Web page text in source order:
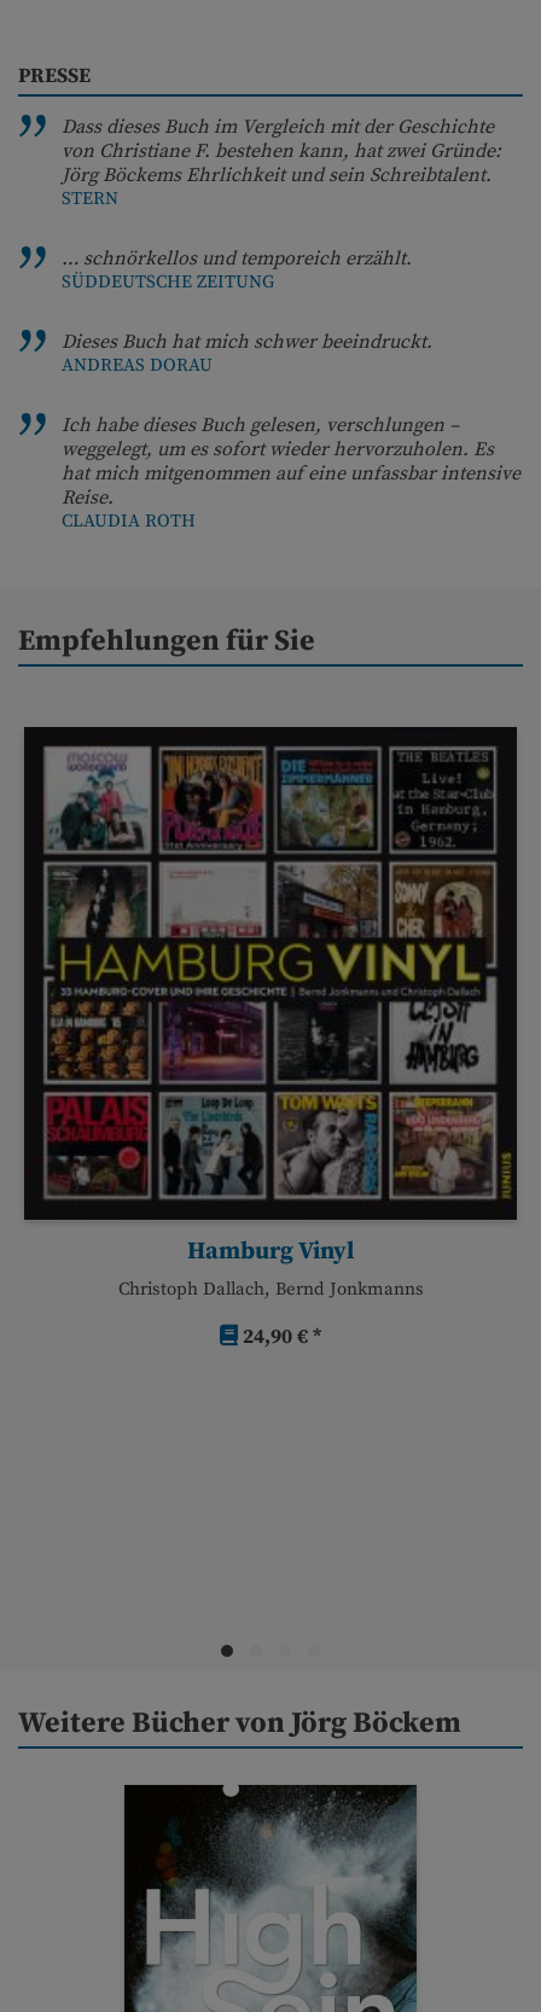
PRESSE
Dass dieses Buch im Vergleich mit der Geschichte
von Christiane F. bestehen kann, hat zwei Gründe:
Jörg Böckems Ehrlichkeit und sein Schreibtalent.
STERN
… schnörkellos und temporeich erzählt.
SÜDDEUTSCHE ZEITUNG
Dieses Buch hat mich schwer beeindruckt.
ANDREAS DORAU
Ich habe dieses Buch gelesen, verschlungen –
weggelegt, um es sofort wieder hervorzuholen. Es
hat mich mitgenommen auf eine unfassbar intensive
Reise.
CLAUDIA ROTH
Empfehlungen für Sie
Hamburg Vinyl
Christoph Dallach, Bernd Jonkmanns
24,90 € *
Weitere Bücher von Jörg Böckem